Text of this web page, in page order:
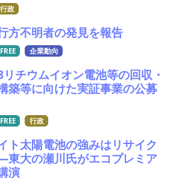
行政
方不明者の発見を報告
FREE 企業動向
チウムイオン電池等の回収・
築等に向けた実証事業の公募
FREE 行政
ト太陽電池の強みはリサイク
東大の瀬川氏がエコプレミア
演